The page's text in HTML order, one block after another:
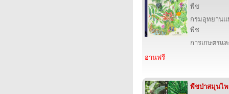
พืช
กรมอุทยาน
พืช
การเกษตรแ
อ่านฟรี
พืชป่าสมุนไ